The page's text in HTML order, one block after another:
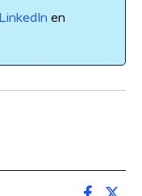
LinkedIn en